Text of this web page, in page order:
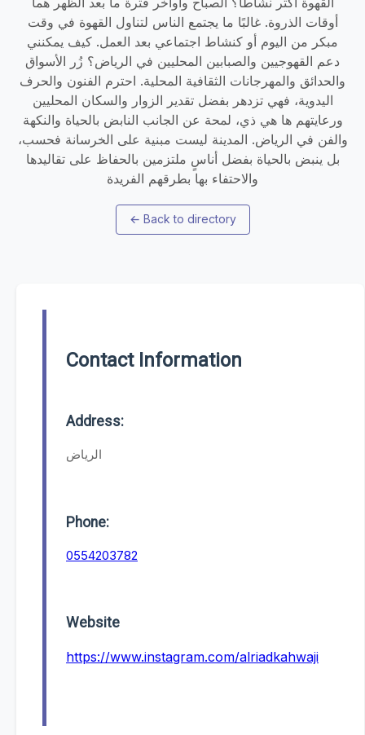
أوقات الذروة. غالبًا ما يجتمع الناس لتناول القهوة في وقت
مبكر من اليوم أو كنشاط اجتماعي بعد العمل. كيف يمكنني
دعم القهوجيين والصبابين المحليين في الرياض؟ زُر الأسواق
والحدائق والمهرجانات الثقافية المحلية. احترم الفنون والحرف
اليدوية، فهي تزدهر بفضل تقدير الزوار والسكان المحليين
ورعايتهم ها هي ذي، لمحة عن الجانب النابض بالحياة والنكهة
والفن في الرياض. المدينة ليست مبنية على الخرسانة فحسب،
بل ينبض بالحياة بفضل أناسٍ ملتزمين بالحفاظ على تقاليدها
والاحتفاء بها بطرقهم الفريدة
← Back to directory
Contact Information
Address:
الرياض
Phone:
0554203782
Website
https://www.instagram.com/alriadkahwaji